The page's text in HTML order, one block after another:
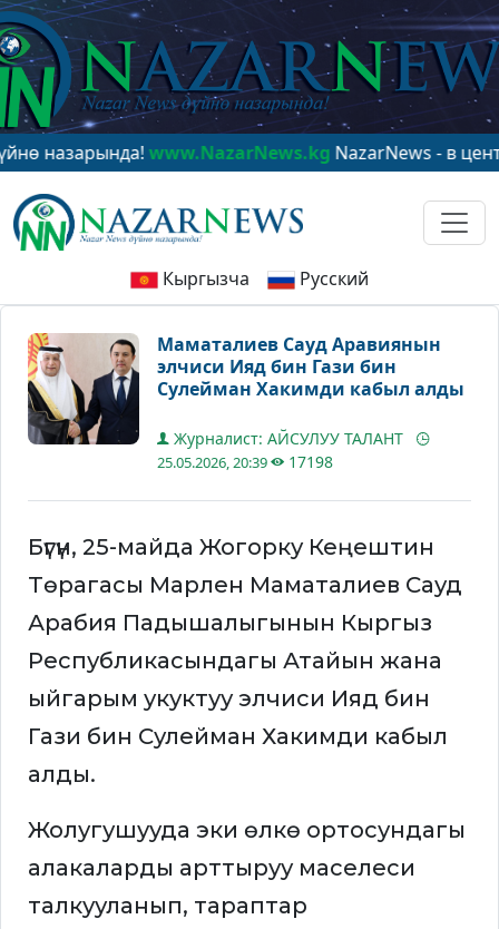
www.NazarNews.kgNazarNews - в центре
Кыргызча Русский
Маматалиев Сауд Аравиянын
элчиси Ияд бин Гази бин
Сулейман Хакимди кабыл алды
Журналист: АЙСУЛУУ ТАЛАНТ
25.05.2026, 20:39 17198
Бүгүн, 25-майда Жогорку Кеңештин
Төрагасы Марлен Маматалиев Сауд
Арабия Падышалыгынын Кыргыз
Республикасындагы Атайын жана
ыйгарым укуктуу элчиси Ияд бин
Гази бин Сулейман Хакимди кабыл
алды.
Жолугушууда эки өлкө ортосундагы
алакаларды арттыруу маселеси
талкууланып, тараптар